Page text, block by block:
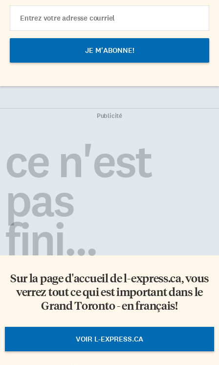
Address
Publicité
ce n'est
pas
fini...
Sur la page d'accueil del-express.ca, vous
verrez tout ce qui est important dans le
Grand Toronto - en français!
VOIR L-EXPRESS.CA